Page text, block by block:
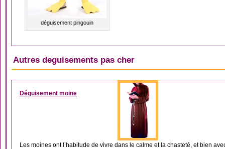
déguisement pingouin
Autres deguisements pas cher
DÉGUISEMENT
Déguisement moine
Les moines ont l’habitude de vivre dans le calme et la chasteté, et bien